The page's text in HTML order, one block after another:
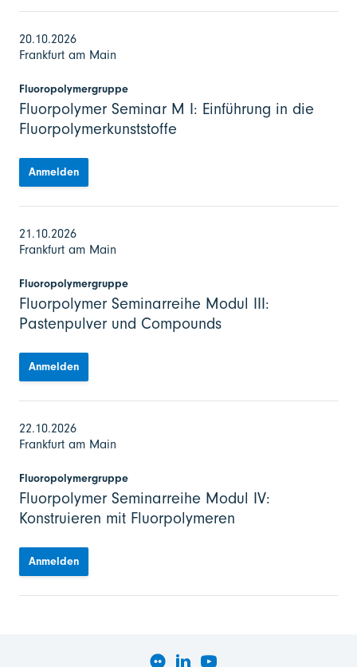
20.10.2026
Frankfurt am Main
Fluoropolymergruppe
Fluorpolymer Seminar M I: Einführung in die
Fluorpolymerkunststoffe
Anmelden
21.10.2026
Frankfurt am Main
Fluoropolymergruppe
Fluorpolymer Seminarreihe Modul III:
Pastenpulver und Compounds
Anmelden
22.10.2026
Frankfurt am Main
Fluoropolymergruppe
Fluorpolymer Seminarreihe Modul IV:
Konstruieren mit Fluorpolymeren
Anmelden